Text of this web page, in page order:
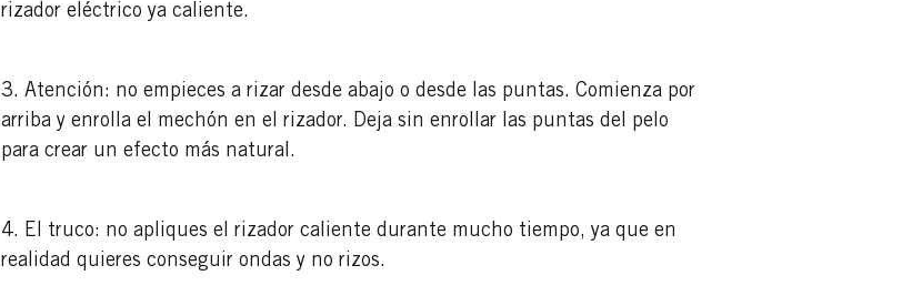
rizador eléctrico ya caliente.
3. Atención: no empieces a rizar desde abajo o desde las puntas. Comienza por
arriba y enrolla el mechón en el rizador. Deja sin enrollar las puntas del pelo
para crear un efecto más natural.
4. El truco: no apliques el rizador caliente durante mucho tiempo, ya que en
realidad quieres conseguir ondas y no rizos.